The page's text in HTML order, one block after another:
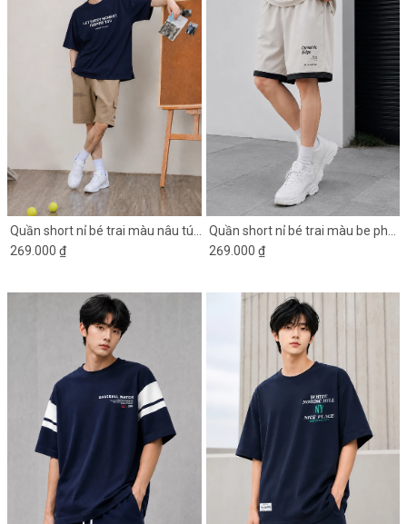
Quần short nỉ bé trai màu nâu túi
hộp
269.000 ₫
Quần short nỉ bé trai màu be phối
gấu đen
269.000 ₫